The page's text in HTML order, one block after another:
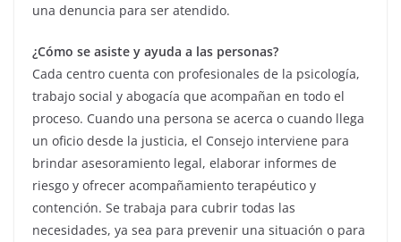
una denuncia para ser atendido.
¿Cómo se asiste y ayuda a las personas?
Cada centro cuenta con profesionales de la psicología,
trabajo social y abogacía que acompañan en todo el
proceso. Cuando una persona se acerca o cuando llega
un oficio desde la justicia, el Consejo interviene para
brindar asesoramiento legal, elaborar informes de
riesgo y ofrecer acompañamiento terapéutico y
contención. Se trabaja para cubrir todas las
necesidades, ya sea para prevenir una situación o para